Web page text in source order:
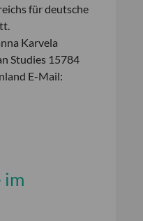
für deutsche
Karvela
Studies 15784
E-Mail:
im